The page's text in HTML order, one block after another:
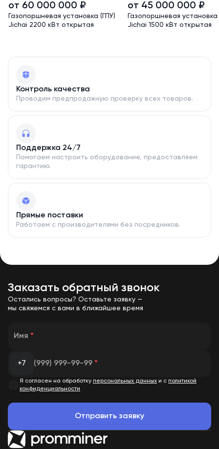
- Увеличенный межсервисный интервал работы(время
работы без обслуживания увеличен до 2500 моточасов);
- Возможность выработки электрической, тепловой
от 60 000 000 ₽
Газопоршневая установка (ГПУ)
Jichai 2200 кВт открытая
от 45 000 000 ₽
Газопоршневая установка
Jichai 1500 кВт открытая
Контроль качества
Проводим предпродажную проверку всех товаров.
Поддержка 24/7
Помогаем настроить оборудование, предоставляем
гарантию.
Прямые поставки
Работаем с производителями без посредников.
Заказать обратный звонок
Остались вопросы? Оставьте заявку —
мы свяжемся с вами в ближайшее время
Имя *
+7 (999) 999-99-99 *
Я согласен на обработку персональных данных и с политикой
конфиденциальности
Отправить заявку